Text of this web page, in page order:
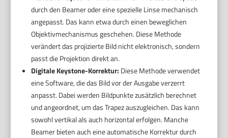
durch den Beamer oder eine spezielle Linse mechanisch
angepasst. Das kann etwa durch einen beweglichen
Objektivmechanismus geschehen. Diese Methode
verändert das projizierte Bild nicht elektronisch, sondern
passt die Projektion direkt an.
Digitale Keystone-Korrektur: Diese Methode verwendet
eine Software, die das Bild vor der Ausgabe verzerrt
anpasst. Dabei werden Bildpunkte zusätzlich berechnet
und angeordnet, um das Trapez auszugleichen. Das kann
sowohl vertikal als auch horizontal erfolgen. Manche
Beamer bieten auch eine automatische Korrektur durch